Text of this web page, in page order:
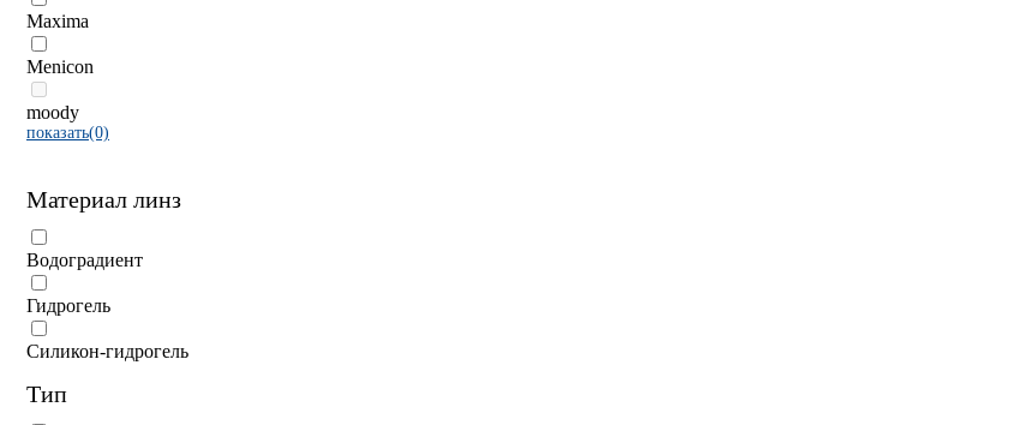
Maxima
Menicon
moody
показать(0)
Материал линз
Водоградиент
Гидрогель
Силикон-гидрогель
Тип